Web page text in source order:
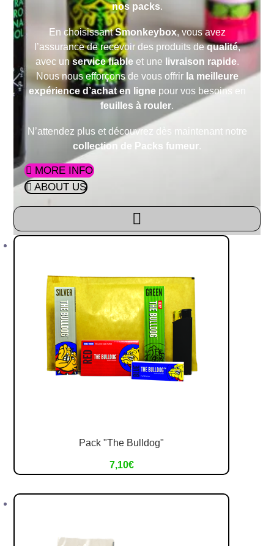
nos packs.
En choisissantSmonkeybox, vous avez
l’assurance de recevoir des produits dequalité,
avec unservice fiableet une livraison rapide.
Nous nous efforçons de vous offrir la meilleure
expérience d’achat en lignepour vos besoins en
feuilles à rouler.
N’attendez plus et découvrez dès maintenant notre
collection de Packs fumeur.
MORE INFO
ABOUT US
Pack "The Bulldog"
7,10€